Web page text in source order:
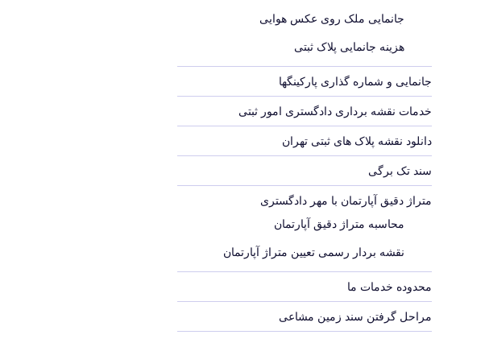
جانمایی ملک روی عکس هوایی
هزینه جانمایی پلاک ثبتی
جانمایی و شماره گذاری پارکینگها
خدمات نقشه برداری دادگستری امور ثبتی
دانلود نقشه پلاک های ثبتی تهران
سند تک برگی
متراژ دقیق آپارتمان با مهر دادگستری
محاسبه متراژ دقیق آپارتمان
نقشه بردار رسمی تعیین متراژ آپارتمان
محدوده خدمات ما
مراحل گرفتن سند زمین مشاعی